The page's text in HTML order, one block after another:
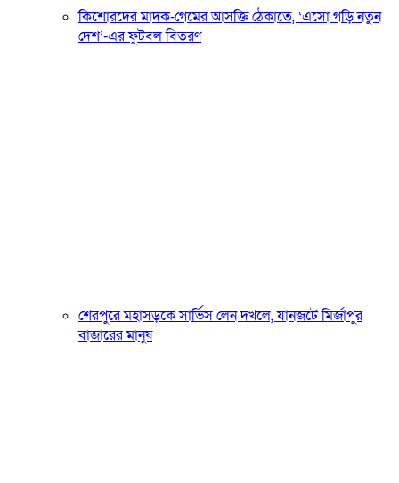
কিশোরদের মাদক-গেমের আসক্তি ঠেকাতে, ‘এসো গড়ি নতুন
দেশ’-এর ফুটবল বিতরণ
শেরপুরে মহাসড়কে সার্ভিস লেন দখলে, যানজটে মির্জাপুর
বাজারের মানুষ